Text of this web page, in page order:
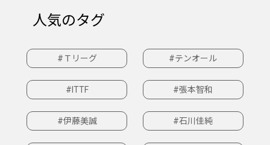
人気のタグ
#Ｔリーグ #テンオール
#ITTF #張本智和
#伊藤美誠 #石川佳純